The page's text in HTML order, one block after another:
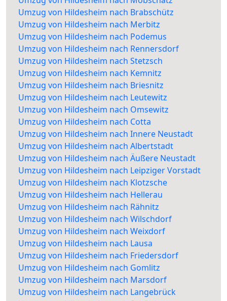
Umzug von Hildesheim nach Brabschütz
Umzug von Hildesheim nach Merbitz
Umzug von Hildesheim nach Podemus
Umzug von Hildesheim nach Rennersdorf
Umzug von Hildesheim nach Stetzsch
Umzug von Hildesheim nach Kemnitz
Umzug von Hildesheim nach Briesnitz
Umzug von Hildesheim nach Leutewitz
Umzug von Hildesheim nach Omsewitz
Umzug von Hildesheim nach Cotta
Umzug von Hildesheim nach Innere Neustadt
Umzug von Hildesheim nach Albertstadt
Umzug von Hildesheim nach Äußere Neustadt
Umzug von Hildesheim nach Leipziger Vorstadt
Umzug von Hildesheim nach Klotzsche
Umzug von Hildesheim nach Hellerau
Umzug von Hildesheim nach Rähnitz
Umzug von Hildesheim nach Wilschdorf
Umzug von Hildesheim nach Weixdorf
Umzug von Hildesheim nach Lausa
Umzug von Hildesheim nach Friedersdorf
Umzug von Hildesheim nach Gomlitz
Umzug von Hildesheim nach Marsdorf
Umzug von Hildesheim nach Langebrück